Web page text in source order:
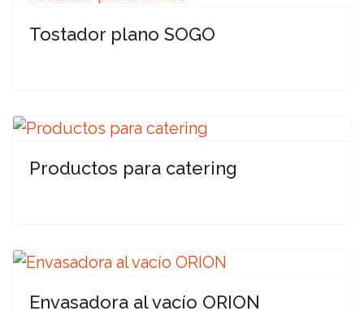
Tostador plano SOGO
Productos para catering
Envasadora al vacío ORION